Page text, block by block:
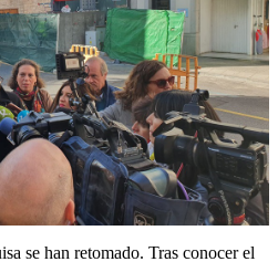
se han retomado. Tras conocer el